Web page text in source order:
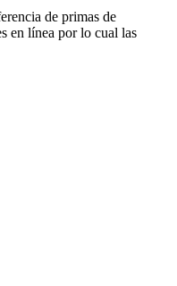
de primas de
en línea por lo cual las